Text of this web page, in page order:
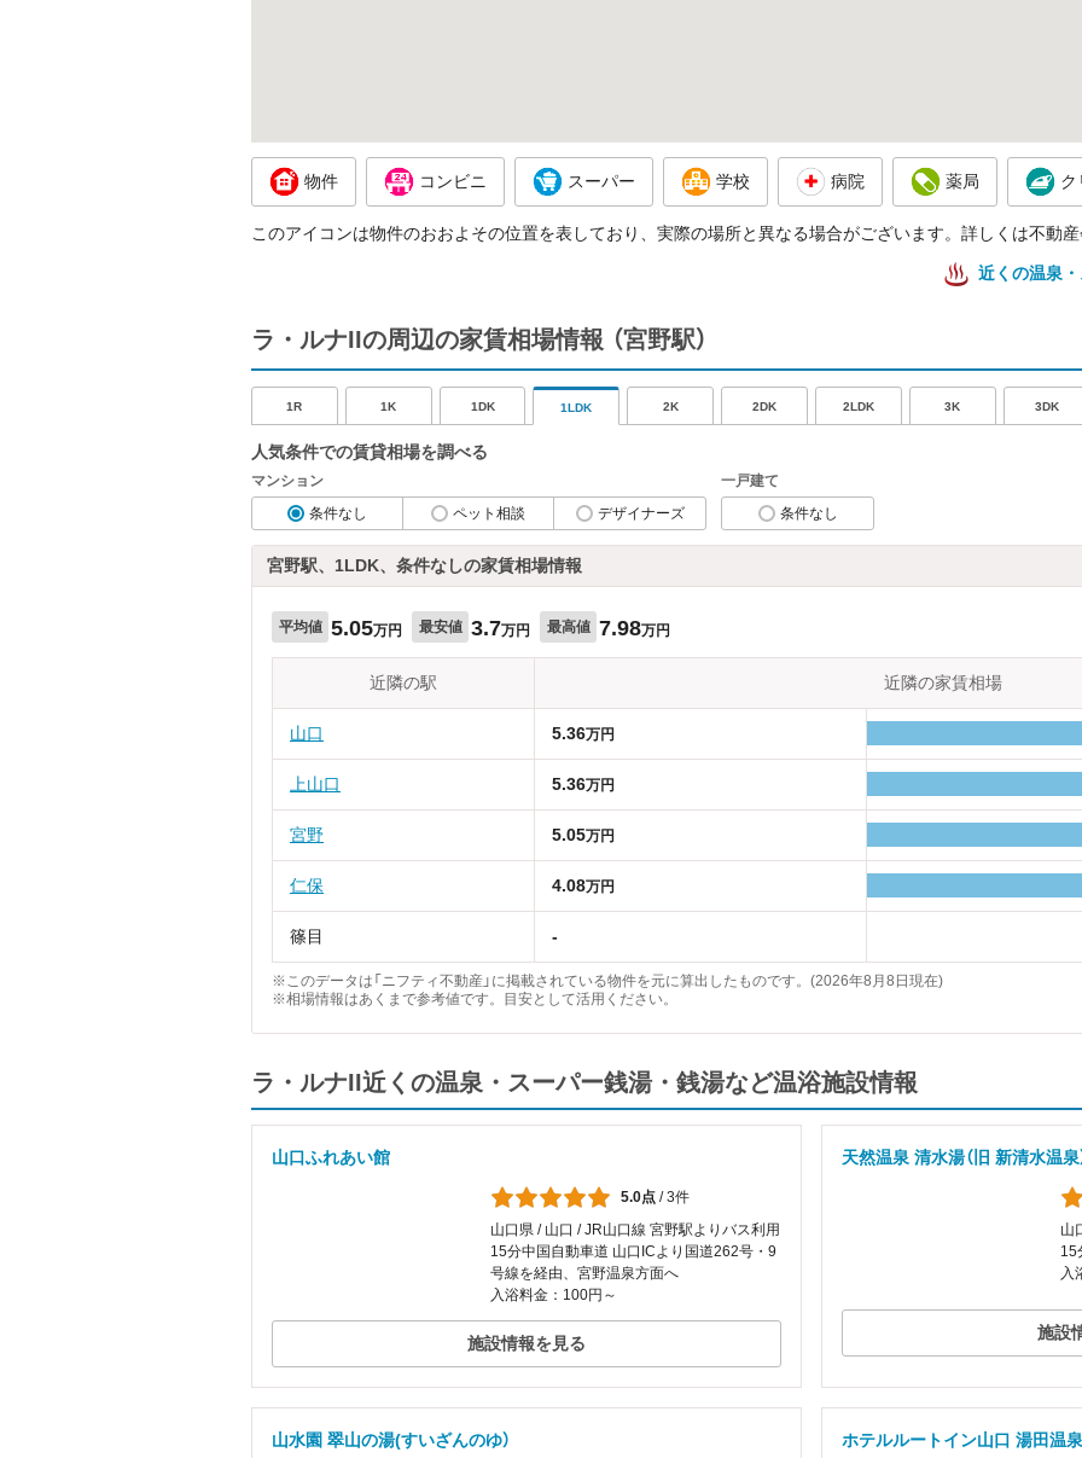
物件 コンビニ スーパー 学校 病院 薬局 ク
このアイコンは物件のおおよその位置を表しており、実際の場所と異なる場合がございます。詳しくは不動産
近くの温泉
ラ・ルナIIの周辺の家賃相場情報 （宮野駅）
1R 1K 1DK 1LDK 2K 2DK 2LDK 3K 3DK
人気条件での賃貸相場を調べる
マンション
条件なし
ペット相談 デザイナーズ
一戸建て
条件なし
宮野駅、1LDK、条件なしの家賃相場情報
平均値 5.05万円 最安値 3.7万円 最高値 7.98万円
近隣の駅 近隣の家賃相場
山口 5.36万円
上山口 5.36万円
宮野 5.05万円
仁保 4.08万円
篠目 -
※このデータは「ニフティ不動産」に掲載されている物件を元に算出したものです。(2026年8月8日現在)
※相場情報はあくまで参考値です。目安として活用ください。
ラ・ルナII近くの温泉・スーパー銭湯・銭湯など温浴施設情報
山口ふれあい館
5.0点 /3件
山口県 / 山口 / JR山口線 宮野駅よりバス利用
15分中国自動車道 山口ICより国道262号・9
号線を経由、宮野温泉方面へ
入浴料金：100円～
施設情報を見る
天然温泉 清水湯（旧 新清水温泉
山
15
入
施設
山水園 翠山の湯(すいざんのゆ） ホテルルートイン山口 湯田温泉